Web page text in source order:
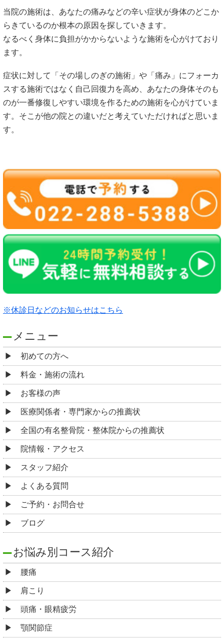
当院の施術は、あなたの痛みなどの辛い症状が身体のどこか
らきているのか根本の原因を探していきます。
なるべく身体に負担がかからないような施術を心がけており
ます。
症状に対して「その場しのぎの施術」や「痛み」にフォーカ
スする施術ではなく自己回復力を高め、あなたの身体そのも
のが一番修復しやすい環境を作るための施術を心がけていま
す。そこが他の院との違いだと考えていただければと思いま
す。
※休診日などのお知らせはこちら
メニュー
初めての方へ
料金・施術の流れ
お客様の声
医療関係者・専門家からの推薦状
全国の有名整骨院・整体院からの推薦状
院情報・アクセス
スタッフ紹介
よくある質問
ご予約・お問合せ
ブログ
お悩み別コース紹介
腰痛
肩こり
頭痛・眼精疲労
顎関節症